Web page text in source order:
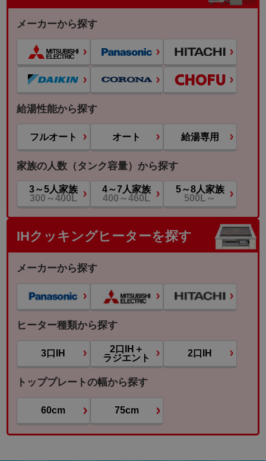
メーカーから探す
給湯性能から探す
フルオート オート 給湯専用
家族の人数（タンク容量）から探す
3～5人家族
300～400L
4～7人家族
400～460L
5～8人家族
500L～
IHクッキングヒーターを探す
メーカーから探す
ヒーター種類から探す
3口IH
2口IH＋
ラジエント
2口IH
トッププレートの幅から探す
60cm 75cm